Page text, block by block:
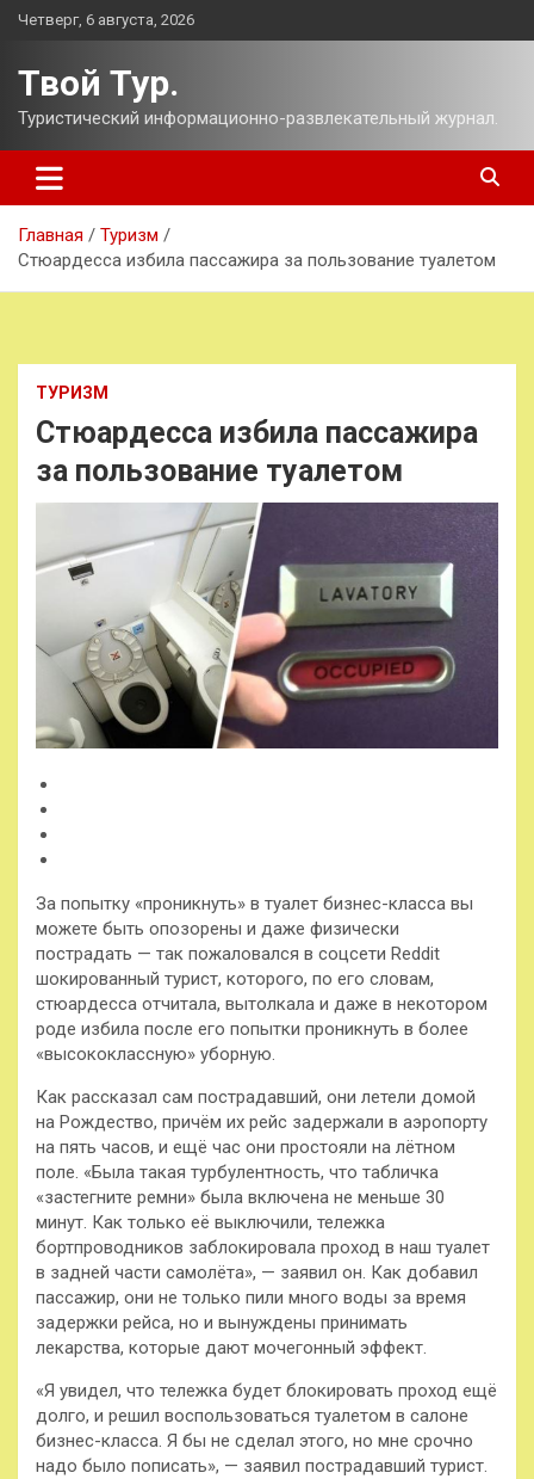
Перейти
Четверг, 6 августа, 2026
Твой Тур.
Туристический информационно-развлекательный журнал.
Главная
Туризм
Стюардесса избила пассажира за пользование туалетом
ТУРИЗМ
Стюардесса избила пассажира
за пользование туалетом
За попытку «проникнуть» в туалет бизнес-класса вы
можете быть опозорены и даже физически
пострадать — так пожаловался в соцсети Reddit
шокированный турист, которого, по его словам,
стюардесса отчитала, вытолкала и даже в некотором
роде избила после его попытки проникнуть в более
«высококлассную» уборную.
Как рассказал сам пострадавший, они летели домой
на Рождество, причём их рейс задержали в аэропорту
на пять часов, и ещё час они простояли на лётном
поле. «Была такая турбулентность, что табличка
«застегните ремни» была включена не меньше 30
минут. Как только её выключили, тележка
бортпроводников заблокировала проход в наш туалет
в задней части самолёта», — заявил он. Как добавил
пассажир, они не только пили много воды за время
задержки рейса, но и вынуждены принимать
лекарства, которые дают мочегонный эффект.
«Я увидел, что тележка будет блокировать проход ещё
долго, и решил воспользоваться туалетом в салоне
бизнес-класса. Я бы не сделал этого, но мне срочно
надо было пописать», — заявил пострадавший турист.